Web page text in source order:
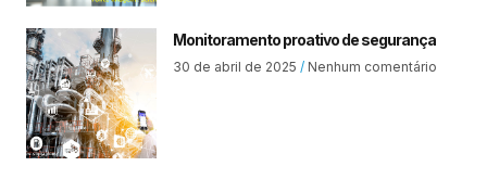
Monitoramento proativo de segurança
30 de abril de 2025 Nenhum comentário